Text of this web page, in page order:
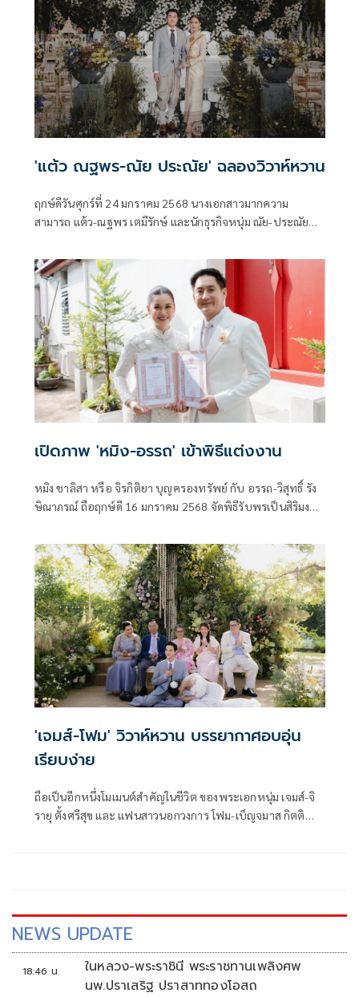
แพนเค้ก เขมนิจ, บีม กวี, ออย อฎิพรณ์ ตบเท้าร่วมแชร์
ประสบการณ์ความสวยความงาม พร้อมแขกรับเชิญผู้ใช้จริง
อย่าง ไทด์ เอกพันธ์-ทับทิม อัญรินทร์ มาร่วมการันตีถึงคุณภาพ
ซึ่งได้ ดีเจ ดาด้า รับหน้าที่เป็นพิธีกรตลอดทั้งงาน
'แต้ว ณฐพร-ณัย ประณัย' ฉลองวิวาห์หวาน
ฤกษ์ดีวันศุกร์ที่ 24 มกราคม 2568 นางเอกสาวมากความ
สามารถ แต้ว-ณฐพร เตมีรักษ์ และนักธุรกิจหนุ่ม ณัย-ประณัย
โรงแรมโฟร์ซีซั่น กรุงเทพฯ ถ.เจริญกรุง ท่ามกลางบรรยากาศ
อบอุ่นที่เต็มไปด้วยความรักจากครอบครัวและเพื่อนพี่น้องทั้ง
ในและนอกวงการบันเทิง
เปิดภาพ 'หมิง-อรรถ' เข้าพิธีแต่งงาน
หมิง ชาลิสา หรือ จิรกิติยา บุญครองทรัพย์ กับ อรรถ-วิสุทธิ์ รัง
ษิณาภรณ์ ถือฤกษ์ดี 16 มกราคม 2568 จัดพิธีรับพรเป็นสิริมงคล
จารย์ เจ้าอาวาสวัดพระเชตุพนวิมลมังคลาราม
'เจมส์-โฟม' วิวาห์หวาน บรรยากาศอบอุ่น
เรียบง่าย
ถือเป็นอีกหนึ่งโมเมนต์สำคัญในชีวิต ของพระเอกหนุ่ม เจมส์-จิ
รายุ ตั้งศรีสุข และ แฟนสาวนอกวงการ โฟม-เบ็ญจมาส กิตติ
และ ครอบครัวฝ่ายเจ้าบ่าว เสริมชัย และ โชติกา ตั้งศรีสุข
NEWS UPDATE
18:46 น.
ในหลวง-พระราชินี พระราชทานเพลิงศพ
นพ.ปราเสริฐ ปราสาททองโอสถ